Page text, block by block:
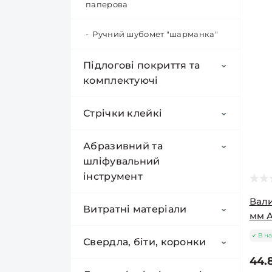
паперова
Ручний шубомет "шарманка"
Підлогові покриття та
комплектуючі
Вінілова підлога
Ламінат
Стрічки клейкі
Малярні стрічки
Скотч прозорий
Стрічка армована
Абразивний та
шліфувальний
інструмент
Алмазний гальванічний
Алмазний гнучкий
Витратні матеріали
Кабельні стяжки
Свердла, біти, коронки
мм
В